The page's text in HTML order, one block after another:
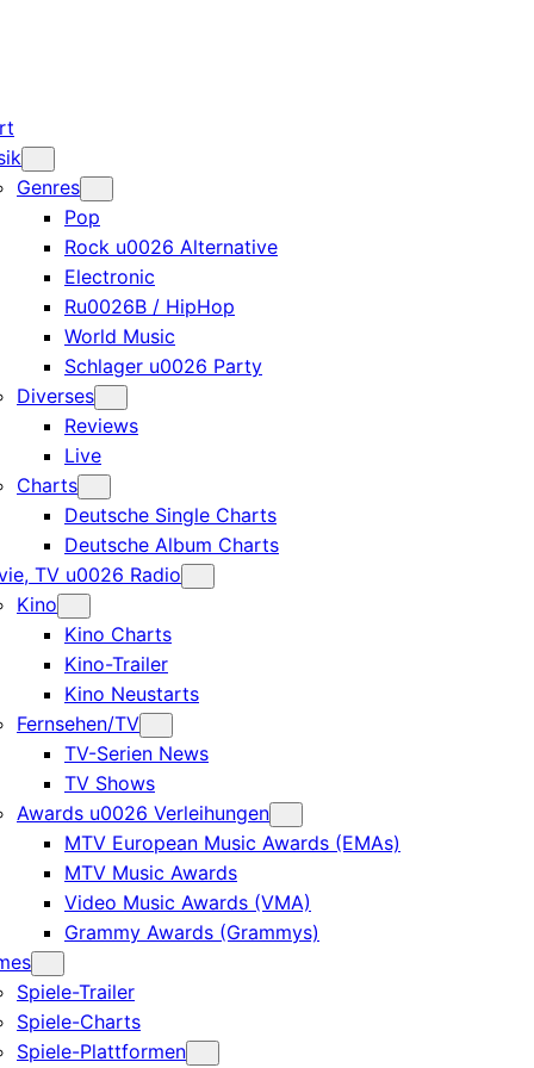
Genres
Pop
Rock u0026 Alternative
Electronic
Ru0026B / HipHop
World Music
Schlager u0026 Party
Diverses
Reviews
Live
Charts
Deutsche Single Charts
Deutsche Album Charts
TV u0026 Radio
Kino
Kino Charts
Kino-Trailer
Kino Neustarts
Fernsehen/TV
TV-Serien News
TV Shows
Awards u0026 Verleihungen
MTV European Music Awards (EMAs)
MTV Music Awards
Video Music Awards (VMA)
Grammy Awards (Grammys)
Spiele-Trailer
Spiele-Charts
Spiele-Plattformen